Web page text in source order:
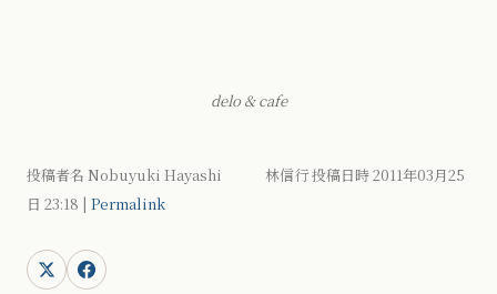
delo & cafe
投稿者名 Nobuyuki Hayashi 林信行 投稿日時 2011年03月25
日 23:18 | Permalink